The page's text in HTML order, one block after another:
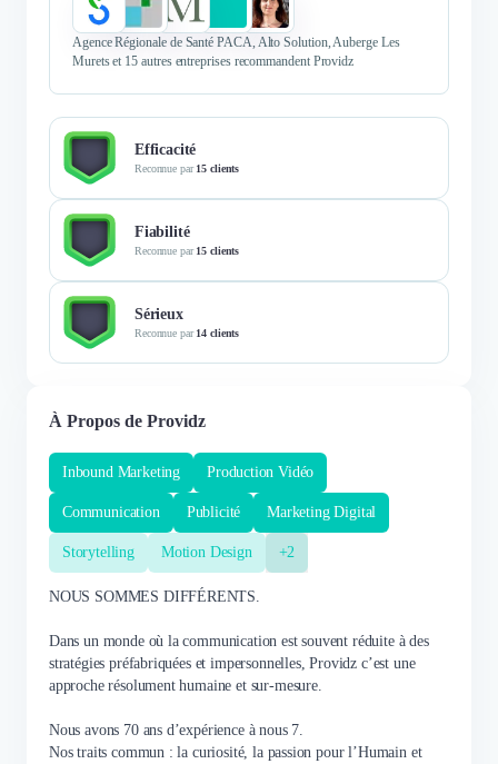
Agence Régionale de Santé PACA, Alto Solution, Auberge Les
Murets et 15 autres entreprises recommandent Providz
Efficacité
Reconnue par15 clients
Fiabilité
Reconnue par15 clients
Sérieux
Reconnue par14 clients
À Propos de Providz
Inbound Marketing Production Vidéo
Communication Publicité Marketing Digital
Storytelling Motion Design +2
NOUS SOMMES DIFFÉRENTS.
Dans un monde où la communication est souvent réduite à des
stratégies préfabriquées et impersonnelles, Providz c’est une
approche résolument humaine et sur-mesure.
Nous avons 70 ans d’expérience à nous 7.
Nos traits commun : la curiosité, la passion pour l’Humain et